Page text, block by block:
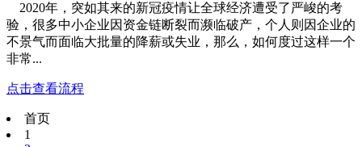
2020年，突如其来的新冠疫情让全球经济遭受了严峻的考
验，很多中小企业因资金链断裂而濒临破产，个人则因企业的
不景气而面临大批量的降薪或失业，那么，如何度过这样一个
非常...
点击查看流程
首页
1